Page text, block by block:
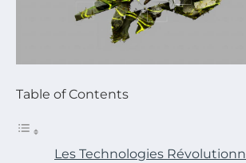
Table of Contents
Les Technologies